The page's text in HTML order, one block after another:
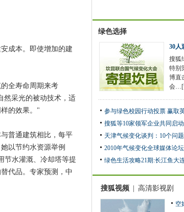
成本。即使增加的建
全寿命周期来考
然采光的被动技术，适
的效果。"
普通建筑相比，每平
以节约水资源举例
节水灌溉、冷却塔等提
代品。专家预测，中
绿色选择
30人
搜狐
特别
博直
会…[
参与绿色校园行动投票 赢取
搜狐等10家领军企业共同启
天津气候变化谈判：10个问
2010年气候变化全球媒体论坛
绿色生活攻略21期:长江鱼大
搜狐视频 高清影视剧
空